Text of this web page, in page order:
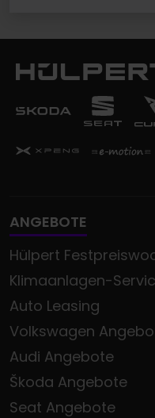
ANGEBOTE
Hülpert
Klimaanlagen-
Auto Leasing
Volkswagen
Audi Angebote
Škoda Angebote
Seat Angebote